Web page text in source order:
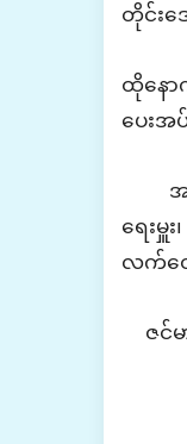
တိုင်း
ထိုနေ
ပေးအ
အဆိုပ
ရေးမှူး
လက်တွ
ဇင်မ